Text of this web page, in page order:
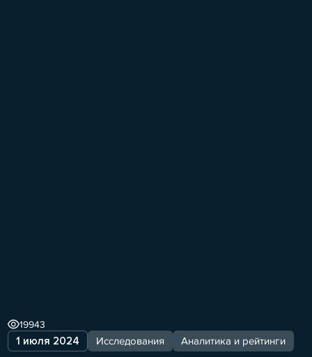
1 июля 2024 Исследования Аналитика и рейтинги
19943